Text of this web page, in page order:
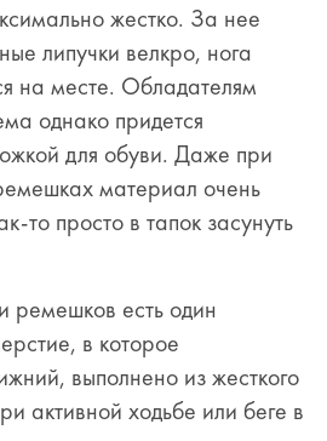
жестко. За нее
липучки велкро, нога
на месте. Обладателям
однако придется
для обуви. Даже при
материал очень
то просто в тапок засунуть
ремешков есть один
в которое
выполнено из жесткого
активной ходьбе или беге в